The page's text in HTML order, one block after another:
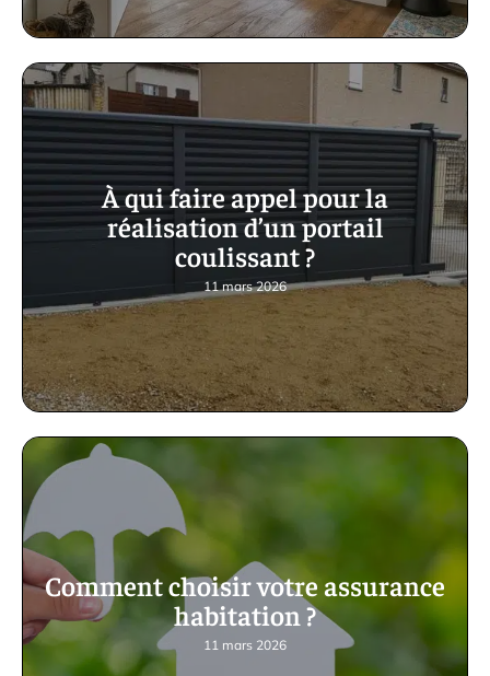
À qui faire appel pour la
réalisation d’un portail
coulissant ?
11 mars 2026
Comment choisir votre assurance
habitation ?
11 mars 2026